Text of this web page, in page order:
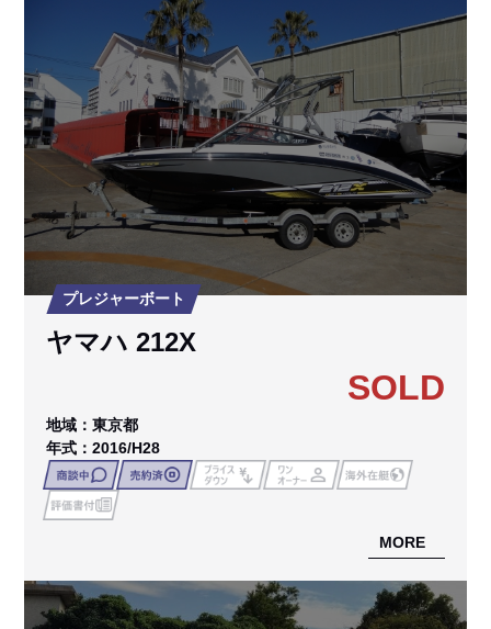
プレジャーボート
ヤマハ 212X
SOLD
地域：東京都
年式：2016/H28
MORE